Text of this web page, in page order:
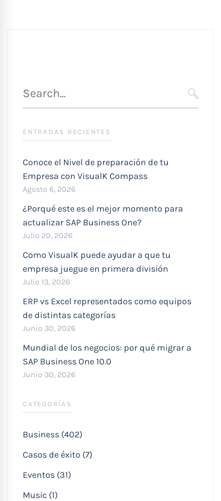
para
ENTRADAS RECIENTES
Conoce el Nivel de preparación de tu
Empresa con VisualK Compass
Agosto 6, 2026
¿Porqué este es el mejor momento para
actualizar SAP Business One?
Julio 20, 2026
Como VisualK puede ayudar a que tu
empresa juegue en primera división
Julio 13, 2026
ERP vs Excel representados como equipos
de distintas categorías
Junio 30, 2026
Mundial de los negocios: por qué migrar a
SAP Business One 10.0
Junio 30, 2026
CATEGORÍAS
Business (402)
Casos de éxito (7)
Eventos (31)
Music (1)